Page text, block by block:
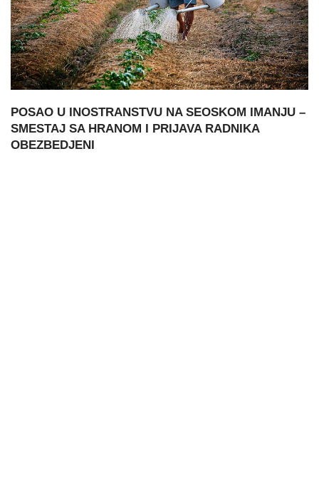
POSAO U INOSTRANSTVU NA SEOSKOM IMANJU –
SMESTAJ SA HRANOM I PRIJAVA RADNIKA
OBEZBEDJENI